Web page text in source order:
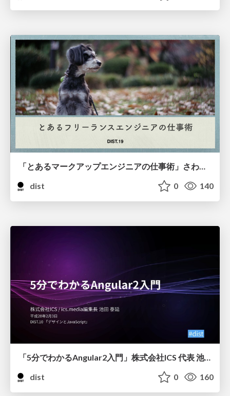
「とあるマークアップエンジニアの仕事術」さわだ えり
dist
0 140
「5分でわかるAngular2入門」株式会社ICS 代表 池田 泰延
dist
0 160